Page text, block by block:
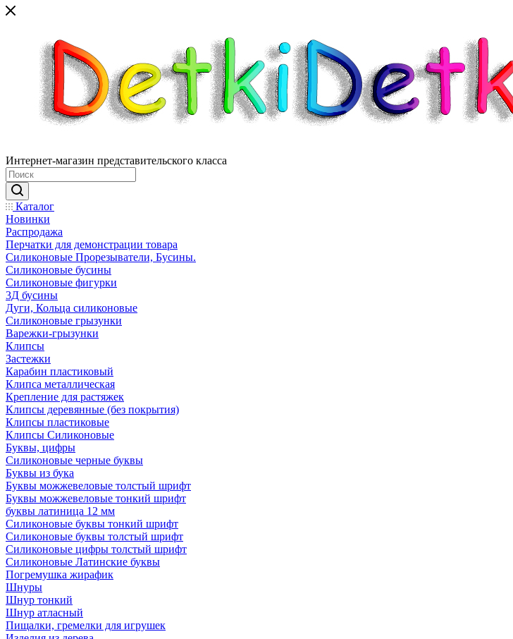
Интернет-магазин представительского класса
Каталог
Новинки
Распродажа
Перчатки для демонстрации товара
Силиконовые Прорезыватели, Бусины.
Силиконовые бусины
Силиконовые фигурки
3Д бусины
Дуги, Кольца силиконовые
Силиконовые грызунки
Варежки-грызунки
Клипсы
Застежки
Карабин пластиковый
Клипса металлическая
Крепление для растяжек
Клипсы деревянные (без покрытия)
Клипсы пластиковые
Клипсы Силиконовые
Буквы, цифры
Силиконовые черные буквы
Буквы из бука
Буквы можжевеловые толстый шрифт
Буквы можжевеловые тонкий шрифт
буквы латиница 12 мм
Силиконовые буквы тонкий шрифт
Силиконовые буквы толстый шрифт
Силиконовые цифры толстый шрифт
Силиконовые Латинские буквы
Погремушка жирафик
Шнуры
Шнур тонкий
Шнур атласный
Пищалки, гремелки для игрушек